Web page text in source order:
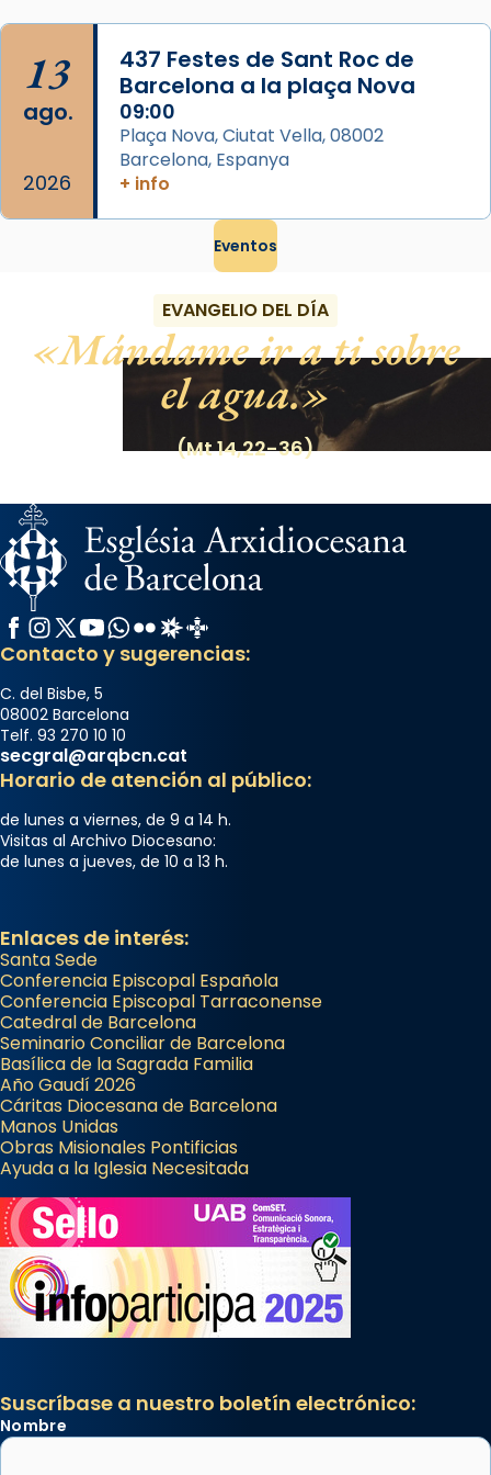
13
ago.
2026
437 Festes de Sant Roc de
Barcelona a la plaça Nova
09:00
Plaça Nova, Ciutat Vella, 08002
Barcelona, Espanya
+ info
Eventos
EVANGELIO DEL DÍA
Mándame ir a ti sobre
el agua.
(Mt 14,22-36)
Facebook
Instagram
X / Twitter
YouTube
WhatsApp
FlickrRadio Estel
Catalunya Cristiana
Contacto y sugerencias:
C. del Bisbe, 5
08002 Barcelona
Telf. 93 270 10 10
secgral@arqbcn.cat
Horario de atención al público:
de lunes a viernes, de 9 a 14 h.
Visitas al Archivo Diocesano:
de lunes a jueves, de 10 a 13 h.
Enlaces de interés:
Santa Sede
Conferencia Episcopal Española
Conferencia Episcopal Tarraconense
Catedral de Barcelona
Seminario Conciliar de Barcelona
Basílica de la Sagrada Familia
Año Gaudí 2026
Cáritas Diocesana de Barcelona
Manos Unidas
Obras Misionales Pontificias
Ayuda a la Iglesia Necesitada
Suscríbase a nuestro boletín electrónico:
Nombre